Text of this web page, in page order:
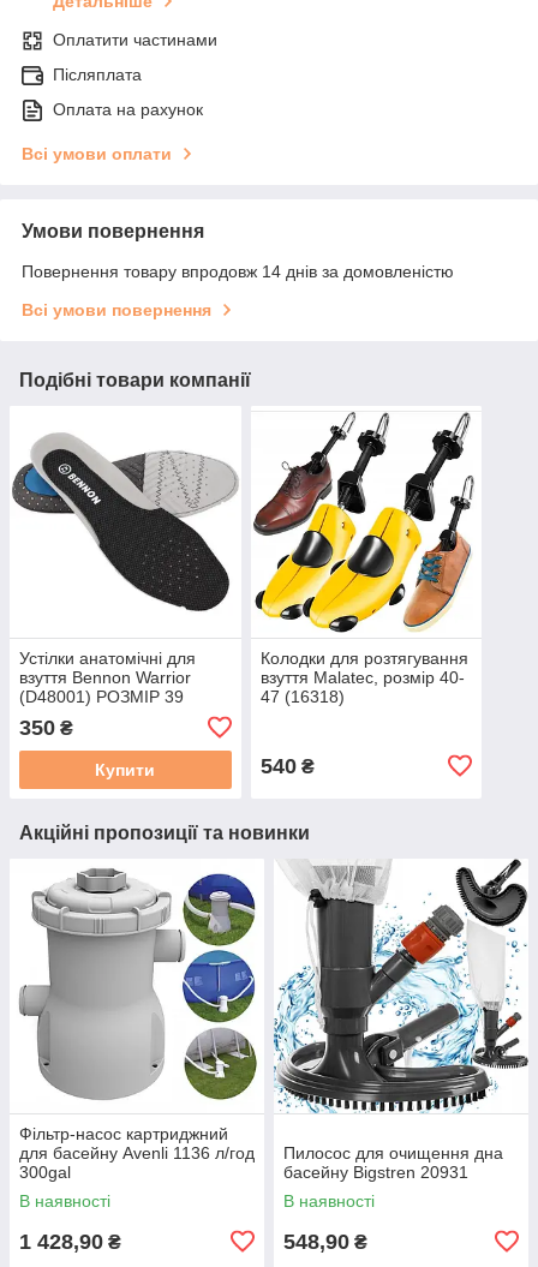
Оплатити частинами
Післяплата
Оплата на рахунок
Всі умови оплати
Умови повернення
Повернення товару впродовж 14 днів за домовленістю
Всі умови повернення
Подібні товари компанії
Устілки анатомічні для
взуття Bennon Warrior
(D48001) РОЗМІР 39
350 ₴
Купити
Колодки для розтягування
взуття Malatec, розмір 40-
47 (16318)
540₴
Акційні пропозиції та новинки
Фільтр-насос картриджний
для басейну Avenli 1136 л/год
300gal
В наявності
1 428,90 ₴
Пилосос для очищення дна
басейну Bigstren 20931
В наявності
548,90 ₴